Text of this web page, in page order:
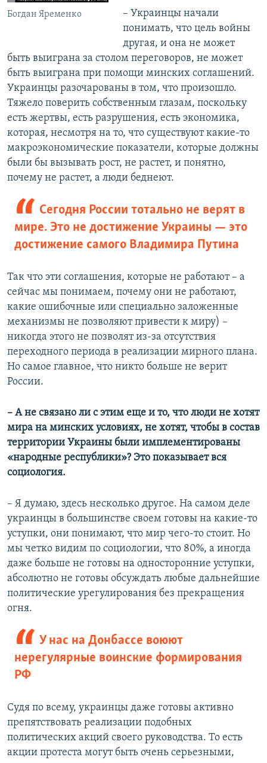
Богдан Яременко
– Украинцы начали
понимать, что цель войны
другая, и она не может
быть выиграна за столом переговоров, не может
быть выиграна при помощи минских соглашений.
Украинцы разочарованы в том, что произошло.
Тяжело поверить собственным глазам, поскольку
есть жертвы, есть разрушения, есть экономика,
которая, несмотря на то, что существуют какие-то
макроэкономические показатели, которые должны
были бы вызывать рост, не растет, и понятно,
почему не растет, а люди беднеют.
Сегодня России тотально не верят в
мире. Это не достижение Украины — это
достижение самого Владимира Путина
Так что эти соглашения, которые не работают – а
сейчас мы понимаем, почему они не работают,
какие ошибочные или специально заложенные
механизмы не позволяют привести к миру) –
никогда этого не позволят из-за отсутствия
переходного периода в реализации мирного плана.
Но самое главное, что никто больше не верит
России.
–​ А не связано ли с этим еще и то, что люди не хотят
мира на минских условиях, не хотят, чтобы в состав
территории Украины были имплементированы
«народные республики»? Это показывает вся
социология.
– Я думаю, здесь несколько другое. На самом деле
украинцы в большинстве своем готовы на какие-то
уступки, они понимают, что мир чего-то стоит. Но
мы четко видим по социологии, что 80%, а иногда
даже больше не готовы на односторонние уступки,
абсолютно не готовы обсуждать любые дальнейшие
политические урегулирования без прекращения
огня.
У нас на Донбассе воюют
нерегулярные воинские формирования
РФ
Судя по всему, украинцы даже готовы активно
препятствовать реализации подобных
политических акций своего руководства. То есть
акции протеста могут быть очень серьезными,